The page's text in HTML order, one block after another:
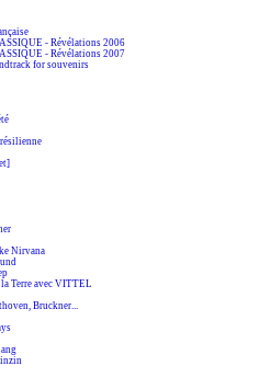
- Révélations 2006
- Révélations 2007
for souvenirs
Nirvana
Terre avec VITTEL
Bruckner...